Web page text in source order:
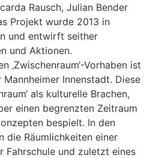
Rausch, Julian Bender
Projekt wurde 2013 in
und entwirft seither
und Aktionen.
‚Zwischenraum‘-Vorhaben ist
Innenstadt. Diese
als kulturelle Brachen,
einen begrenzten Zeitraum
bespielt. In den
die Räumlichkeiten einer
Fahrschule und zuletzt eines